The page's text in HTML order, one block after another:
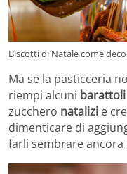
Biscotti di Natale come
Ma se la pasticceria
riempi alcuni barattoli
zucchero natalizi e
dimenticare di
farli sembrare ancora